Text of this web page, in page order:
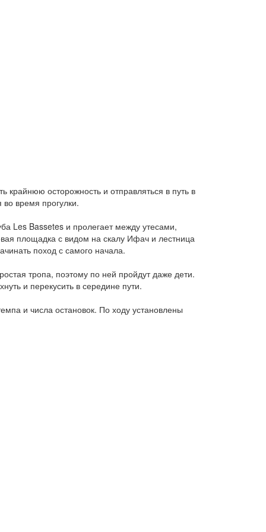
осторожность и отправляться в путь в
время прогулки.
Les Bassetes и пролегает между утесами,
площадка с видом на скалу Ифач и лестница
поход с самого начала.
тропа, поэтому по ней пройдут даже дети.
и перекусить в середине пути.
и числа остановок. По ходу установлены